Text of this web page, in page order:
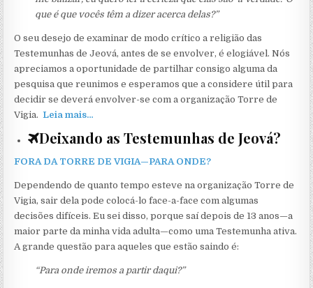
que é que vocês têm a dizer acerca delas?”
O seu desejo de examinar de modo crítico a religião das
Testemunhas de Jeová, antes de se envolver, é elogiável. Nós
apreciamos a oportunidade de partilhar consigo alguma da
pesquisa que reunimos e esperamos que a considere útil para
decidir se deverá envolver-se com a organização Torre de
Vigia.Leia mais…
Deixando as Testemunhas de Jeová?
FORA DA TORRE DE VIGIA—PARA ONDE?
Dependendo de quanto tempo esteve na organização Torre de
Vigia, sair dela pode colocá-lo face-a-face com algumas
decisões difíceis. Eu sei disso, porque saí depois de 13 anos—a
maior parte da minha vida adulta—como uma Testemunha ativa.
A grande questão para aqueles que estão saindo é:
“Para onde iremos a partir daqui?”